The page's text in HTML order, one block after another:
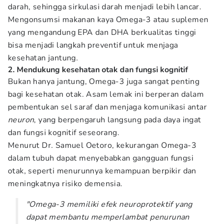
darah, sehingga sirkulasi darah menjadi lebih lancar.
Mengonsumsi makanan kaya Omega-3 atau suplemen
yang mengandung EPA dan DHA berkualitas tinggi
bisa menjadi langkah preventif untuk menjaga
kesehatan jantung.
2. Mendukung kesehatan otak dan fungsi kognitif
Bukan hanya jantung, Omega-3 juga sangat penting
bagi kesehatan otak. Asam lemak ini berperan dalam
pembentukan sel saraf dan menjaga komunikasi antar
neuron, yang berpengaruh langsung pada daya ingat
dan fungsi kognitif seseorang.
Menurut Dr. Samuel Oetoro, kekurangan Omega-3
dalam tubuh dapat menyebabkan gangguan fungsi
otak, seperti menurunnya kemampuan berpikir dan
meningkatnya risiko demensia.
"Omega-3 memiliki efek neuroprotektif yang
dapat membantu memperlambat penurunan